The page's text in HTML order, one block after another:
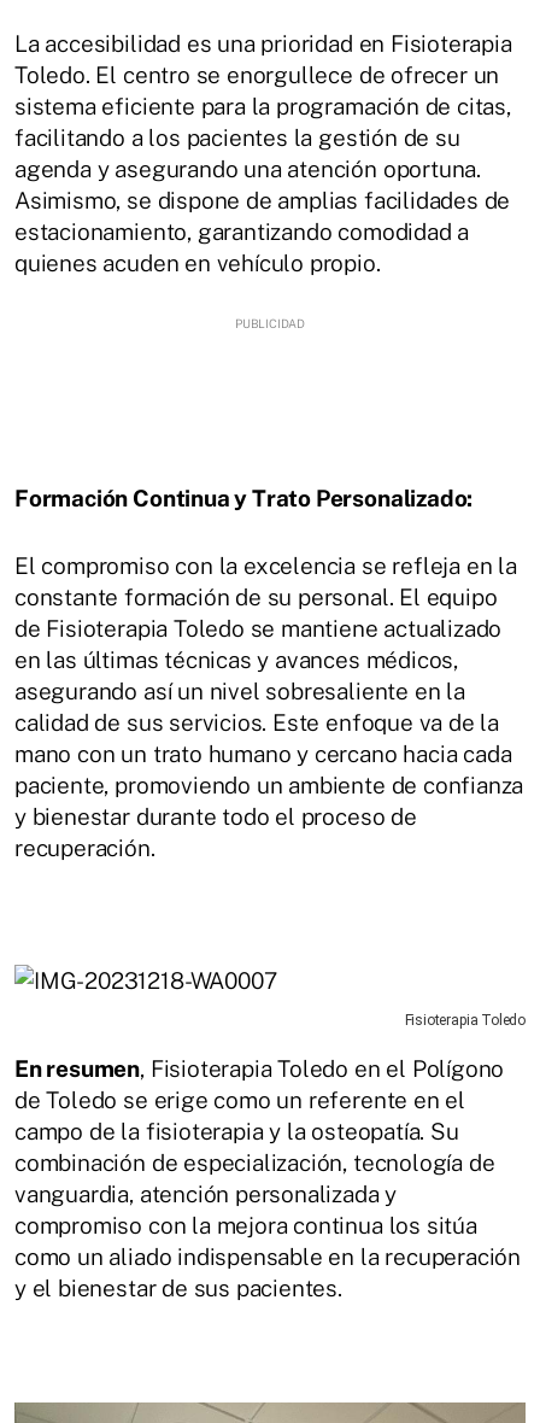
La accesibilidad es una prioridad en Fisioterapia
Toledo. El centro se enorgullece de ofrecer un
sistema eficiente para la programación de citas,
facilitando a los pacientes la gestión de su
agenda y asegurando una atención oportuna.
Asimismo, se dispone de amplias facilidades de
estacionamiento, garantizando comodidad a
quienes acuden en vehículo propio.
Formación Continua y Trato Personalizado:
El compromiso con la excelencia se refleja en la
constante formación de su personal. El equipo
de Fisioterapia Toledo se mantiene actualizado
en las últimas técnicas y avances médicos,
asegurando así un nivel sobresaliente en la
calidad de sus servicios. Este enfoque va de la
mano con un trato humano y cercano hacia cada
paciente, promoviendo un ambiente de confianza
y bienestar durante todo el proceso de
recuperación.
Fisioterapia Toledo
En resumen, Fisioterapia Toledo en el Polígono
de Toledo se erige como un referente en el
campo de la fisioterapia y la osteopatía. Su
combinación de especialización, tecnología de
vanguardia, atención personalizada y
compromiso con la mejora continua los sitúa
como un aliado indispensable en la recuperación
y el bienestar de sus pacientes.